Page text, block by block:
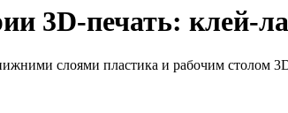
3D-печать: клей-
слоями пластика и рабочим столом